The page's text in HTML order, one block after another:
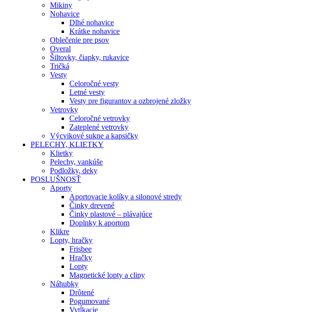
Mikiny
Nohavice
Dlhé nohavice
Krátke nohavice
Oblečenie pre psov
Overal
Šiltovky, čiapky, rukavice
Tričká
Vesty
Celoročné vesty
Letné vesty
Vesty pre figurantov a ozbrojené zložky
Vetrovky
Celoročné vetrovky
Zateplené vetrovky
Výcvikové sukne a kapsičky
PELECHY, KLIETKY
Klietky
Pelechy, vankúše
Podložky, deky
POSLUŠNOSŤ
Aporty
Aportovacie kolíky a silonové stredy
Činky drevené
Činky plastové – plávajúce
Doplnky k aportom
Klikre
Lopty, hračky
Frisbee
Hračky
Lopty
Magnetické lopty a clipy
Náhubky
Drôtené
Pogumované
Vytĺkacie